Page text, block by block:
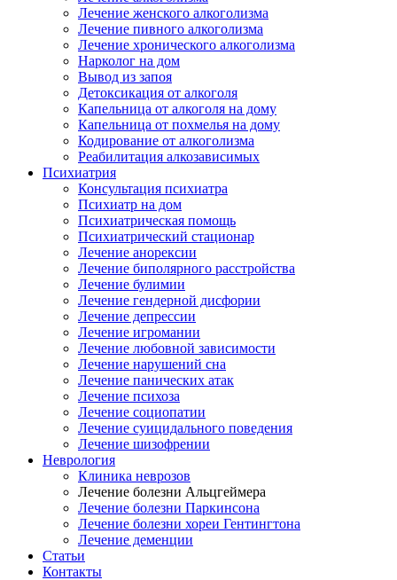
Лечение женского алкоголизма
Лечение пивного алкоголизма
Лечение хронического алкоголизма
Нарколог на дом
Вывод из запоя
Детоксикация от алкоголя
Капельница от алкоголя на дому
Капельница от похмелья на дому
Кодирование от алкоголизма
Реабилитация алкозависимых
Психиатрия
Консультация психиатра
Психиатр на дом
Психиатрическая помощь
Психиатрический стационар
Лечение анорексии
Лечение биполярного расстройства
Лечение булимии
Лечение гендерной дисфории
Лечение депрессии
Лечение игромании
Лечение любовной зависимости
Лечение нарушений сна
Лечение панических атак
Лечение психоза
Лечение социопатии
Лечение суицидального поведения
Лечение шизофрении
Неврология
Клиника неврозов
Лечение болезни Альцгеймера
Лечение болезни Паркинсона
Лечение болезни хореи Гентингтона
Лечение деменции
Статьи
Контакты